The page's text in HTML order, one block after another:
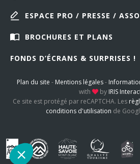
ESPACE PRO / PRESSE /
BROCHURES ET PLANS
FONDS D’ÉCRANS & SURPRISES !
Plan du site - Mentions légales-
with
by IRIS
Ce site est protégé par reCAPTCHA. Les
conditions d'utilisation de